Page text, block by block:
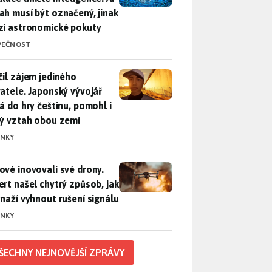
musí být označený, jinak
astronomické pokuty
zájem jediného uživatele. Japonský vývojář přidá do hry
zájem jediného
Japonský vývojář
do hry češtinu, pomohl i
vztah obou zemí
inovovali své drony. Expert našel chytrý způsob, jak se
inovovali své drony.
našel chytrý způsob, jak
vyhnout rušení signálu
NEJNOVĚJŠÍ ZPRÁVY